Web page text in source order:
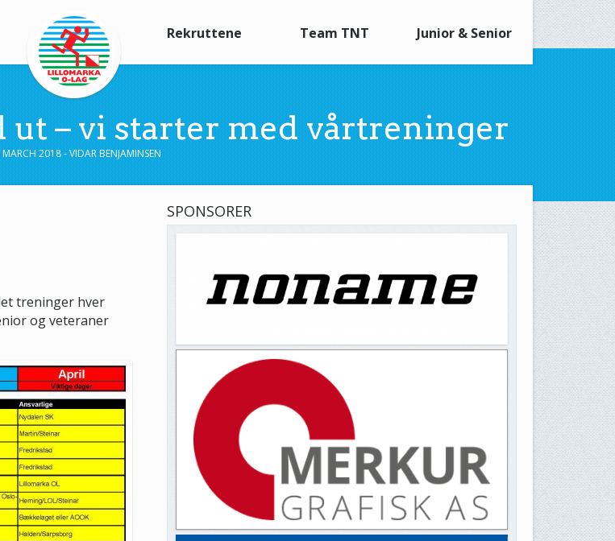
Rekruttene Team TNT Junior & Senior
ut – vi starter med vårtreninger
2018 - VIDAR BENJAMINSEN
treninger hver
og veteraner
SPONSORER